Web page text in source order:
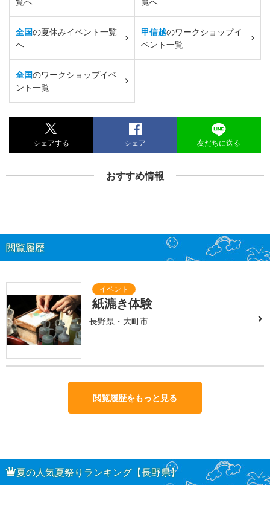
全国の夏休みイベント一覧
へ
甲信越のワークショップイ
ベント一覧
全国のワークショップイベ
ント一覧
シェアする シェア 友だちに送る
おすすめ情報
閲覧履歴
紙漉き体験
長野県・大町市
閲覧履歴をもっと見る
夏の人気夏祭りランキング【長野県】